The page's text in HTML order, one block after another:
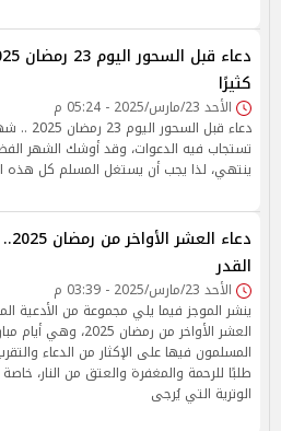
كثيرًا
الأحد 23/مارس/2025 - 05:24 م
دعاء قبل
تستجاب فيه الدعوات، وقد أوشك الشهر
ينتهي، لذا يجب أن يستغل المسلم كل هذه
القدر
الأحد 23/مارس/2025 - 03:39 م
ينشر الموجز فيما يلي مجموعة من الأدعية
العشر الأواخر من رمضان 2025،
المسلمون فيها على الإكثار من الدعاء
طلبًا للرحمة والمغفرة والعتق من النار،
الوترية التي يُرجى